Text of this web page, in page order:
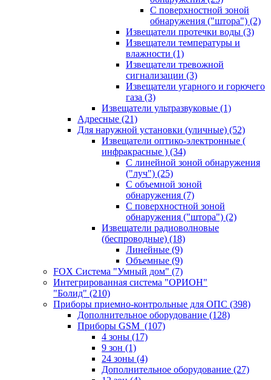
С поверхностной зоной
обнаружения ("штора") (2)
Извещатели протечки воды (3)
Извещатели температуры и
влажности (1)
Извещатели тревожной
сигнализации (3)
Извещатели угарного и горючего
газа (3)
Извещатели ультразвуковые (1)
Адресные (21)
Для наружной установки (уличные) (52)
Извещатели оптико-электронные (
инфракрасные ) (34)
С линейной зоной обнаружения
("луч") (25)
С объемной зоной
обнаружения (7)
С поверхностной зоной
обнаружения ("штора") (2)
Извещатели радиоволновые
(беспроводные) (18)
Линейные (9)
Объемные (9)
FOX Система "Умный дом" (7)
Интегрированная система "ОРИОН"
"Болид" (210)
Приборы приемно-контрольные для ОПС (398)
Дополнительное оборудование (128)
Приборы GSM (107)
4 зоны (17)
9 зон (1)
24 зоны (4)
Дополнительное оборудование (27)